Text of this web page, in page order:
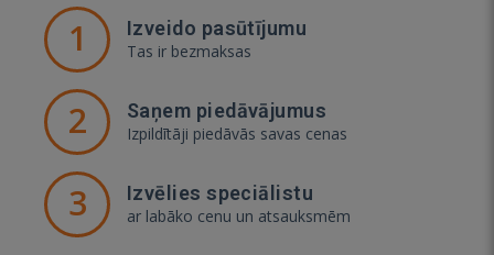
1 Izveido pasūtījumu
Tas ir bezmaksas
2 Saņem piedāvājumus
Izpildītāji piedāvās savas cenas
3 Izvēlies speciālistu
ar labāko cenu un atsauksmēm